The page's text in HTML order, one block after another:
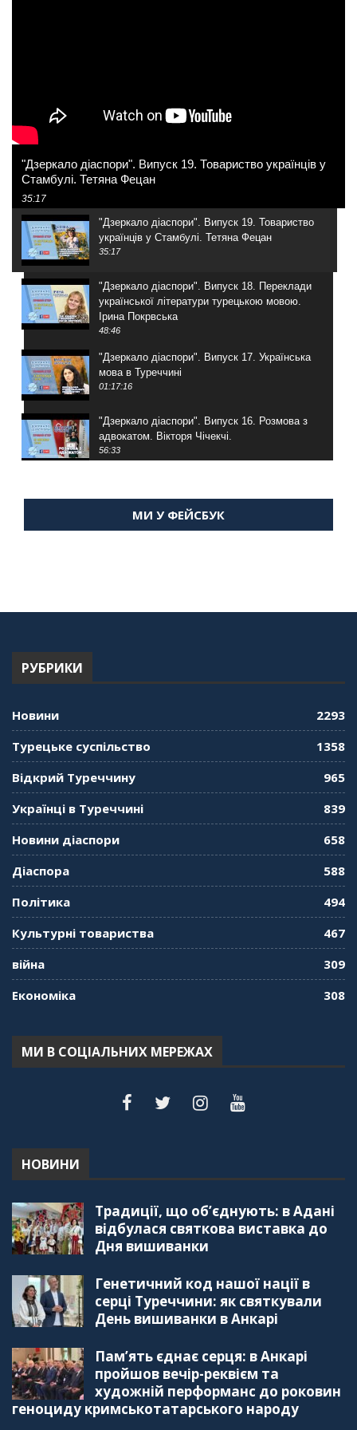
"Дзеркало діаспори". Випуск 19. Товариство українців у
Стамбулі. Тетяна Фецан
35:17
"Дзеркало діаспори". Випуск 19. Товариство
українців у Стамбулі. Тетяна Фецан
35:17
"Дзеркало діаспори". Випуск 18. Переклади
української літератури турецькою мовою.
Ірина Покрвська
48:46
"Дзеркало діаспори". Випуск 17. Українська
мова в Туреччині
01:17:16
"Дзеркало діаспори". Випуск 16. Розмова з
адвокатом. Вікторя Чічекчі.
56:33
Мухарський про життя в Туреччині
"Дзеркало діаспори". Випуск 13. МУШ в
"Дзеркало діаспори". Випуск 11. Олександр
"Дзеркало діаспори". Випуск 10. Тонкощі та
кримськотатарського прапора. Феріде Шахін
"Дзеркало діаспори". Випуск 8. Розмова з
Послом
"Дзеркало діаспори". Випуск 6. Можливості
рада українських громад Туреччини
56:20
"Дзеркало діаспори". Випуск 3. Вища освіта:
59:38
"Дзеркало діаспори", Випуск 2, Як вивчити
57:18
"Дзеркало діаспори". Випуск 1. Про створення
порталу "Укр-Айна"
39:41
МИ У ФЕЙСБУК
РУБРИКИ
Новини
2293
Турецьке суспільство
1358
Відкрий Туреччину
965
Українці в Туреччині
839
Новини діаспори
658
Діаспора
588
Політика
494
Культурні товариства
467
війна
309
Економіка
308
МИ В СОЦІАЛЬНИХ МЕРЕЖАХ
НОВИНИ
Традиції, що об’єднують: в Адані
відбулася святкова виставка до
Дня вишиванки
Генетичний код нашої нації в
серці Туреччини: як святкували
День вишиванки в Анкарі
Пам’ять єднає серця: в Анкарі
пройшов вечір-реквієм та
художній перформанс до роковин
геноциду кримськотатарського народу